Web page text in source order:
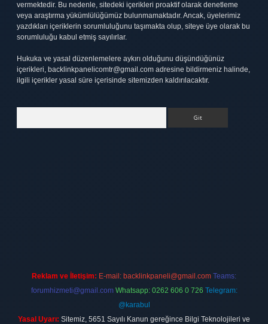
vermektedir. Bu nedenle, sitedeki içerikleri proaktif olarak denetleme
veya araştırma yükümlülüğümüz bulunmamaktadır. Ancak, üyelerimiz
yazdıkları içeriklerin sorumluluğunu taşımakta olup, siteye üye olarak bu
sorumluluğu kabul etmiş sayılırlar.
Hukuka ve yasal düzenlemelere aykırı olduğunu düşündüğünüz
içerikleri, backlinkpanelicomtr@gmail.com adresine bildirmeniz halinde,
ilgili içerikler yasal süre içerisinde sitemizden kaldırılacaktır.
Reklam ve İletişim: E-mail: backlinkpaneli@gmail.com Teams:
forumhizmeti@gmail.com Whatsapp: 0262 606 0 726 Telegram:
@karabul
Yasal Uyarı: Sitemiz, 5651 Sayılı Kanun gereğince Bilgi Teknolojileri ve